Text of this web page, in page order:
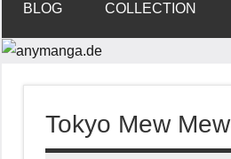
BLOG COLLECTION
Tokyo Mew Mew